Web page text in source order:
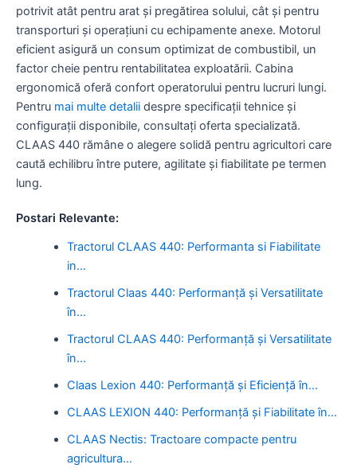
potrivit atât pentru arat și pregătirea solului, cât și pentru
transporturi și operațiuni cu echipamente anexe. Motorul
eficient asigură un consum optimizat de combustibil, un
factor cheie pentru rentabilitatea exploatării. Cabina
ergonomică oferă confort operatorului pentru lucruri lungi.
Pentru mai multe detalii despre specificații tehnice și
configurații disponibile, consultați oferta specializată.
CLAAS 440 rămâne o alegere solidă pentru agricultori care
caută echilibru între putere, agilitate și fiabilitate pe termen
lung.
Postari Relevante:
Tractorul CLAAS 440: Performanta si Fiabilitate
in…
Tractorul Claas 440: Performanță și Versatilitate
în…
Tractorul CLAAS 440: Performanță și Versatilitate
în…
Claas Lexion 440: Performanță și Eficiență în…
CLAAS LEXION 440: Performanță și Fiabilitate în…
CLAAS Nectis: Tractoare compacte pentru
agricultura…